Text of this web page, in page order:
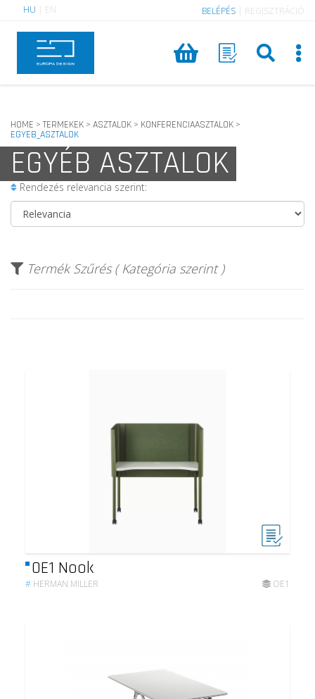
HU EN BELÉPÉS REGISZTRÁCIÓ
HOME > TERMEKEK > ASZTALOK > KONFERENCIAASZTALOK >
EGYEB_ASZTALOK
EGYÉB ASZTALOK
Rendezés relevancia szerint:
Termék Szűrés ( Kategória szerint )
OE1 Nook
# HERMAN MILLER OE1